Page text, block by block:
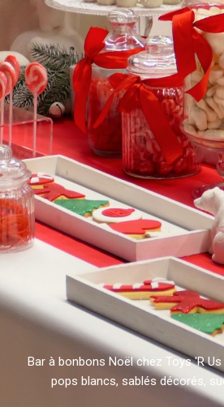
Bar à bonbons Noël chez Toys 'R
pops blancs, sablés décorés,